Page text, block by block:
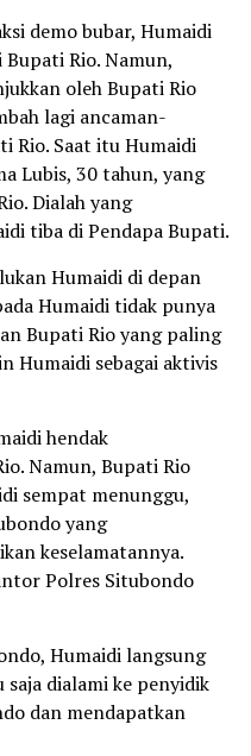
demo bubar, Humaidi
Rio. Namun,
oleh Bupati Rio
lagi ancaman-
Rio. Saat itu Humaidi
Lubis, 30 tahun, yang
Dialah yang
tiba di Pendapa Bupati.
Humaidi di depan
Humaidi tidak punya
Bupati Rio yang paling
Humaidi sebagai aktivis
hendak
Namun, Bupati Rio
sempat menunggu,
yang
keselamatannya.
Polres Situbondo
Humaidi langsung
dialami ke penyidik
dan mendapatkan